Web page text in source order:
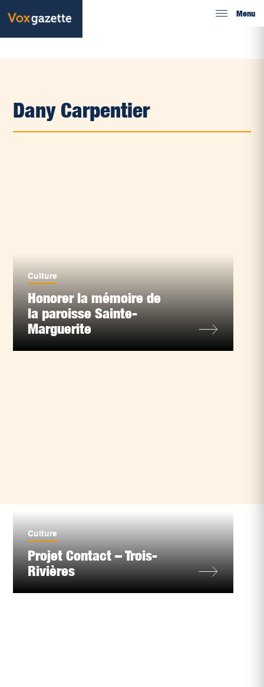
Menu
Dany Carpentier
Culture
Honorer la mémoire de
la paroisse Sainte-
Marguerite
Culture
Projet Contact – Trois-
Rivières